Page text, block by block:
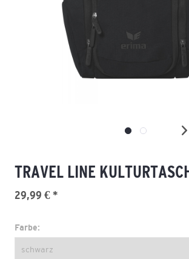
TRAVEL LINE
29,99 € *
Farbe: